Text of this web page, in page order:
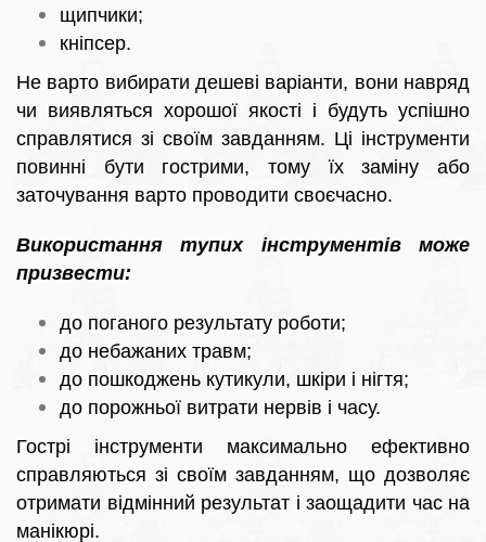
щипчики;
кніпсер.
Не варто вибирати дешеві варіанти, вони навряд
чи виявляться хорошої якості і будуть успішно
справлятися зі своїм завданням. Ці інструменти
повинні бути гострими, тому їх заміну або
заточування варто проводити своєчасно.
Використання тупих інструментів може
призвести:
до поганого результату роботи;
до небажаних травм;
до пошкоджень кутикули, шкіри і нігтя;
до порожньої витрати нервів і часу.
Гострі інструменти максимально ефективно
справляються зі своїм завданням, що дозволяє
отримати відмінний результат і заощадити час на
манікюрі.